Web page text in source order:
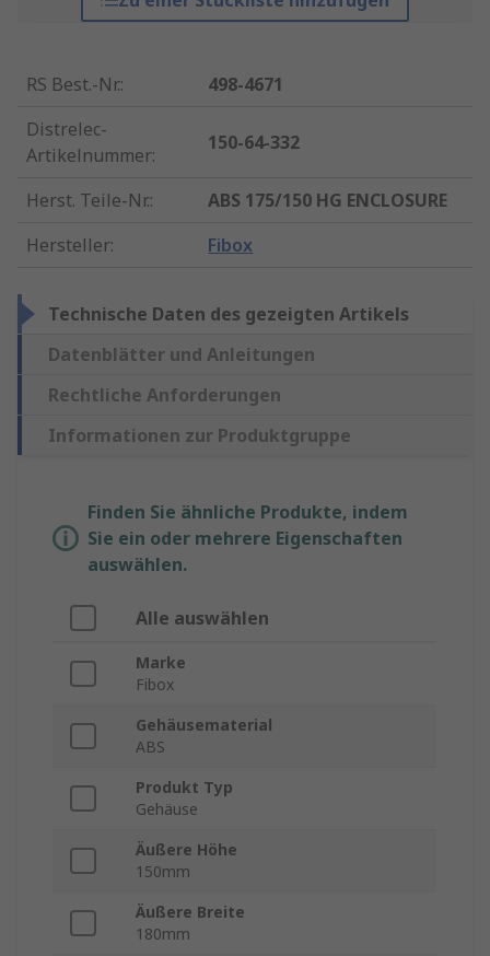
RS Best.-Nr.:
498-4671
Distrelec-
Artikelnummer:
150-64-332
Herst. Teile-Nr.:
ABS 175/150 HG ENCLOSURE
Hersteller: Fibox
Technische Daten des gezeigten Artikels
Datenblätter und Anleitungen
Rechtliche Anforderungen
Informationen zur Produktgruppe
Finden Sie ähnliche Produkte, indem
Sie ein oder mehrere Eigenschaften
auswählen.
Alle auswählen
Marke
Fibox
Gehäusematerial
ABS
Produkt Typ
Gehäuse
Äußere Höhe
150mm
Äußere Breite
180mm